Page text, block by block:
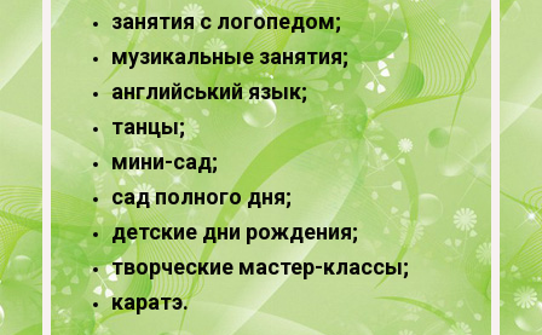
занятия с логопедом;
музикальные занятия;
английський язык;
танцы;
мини-сад;
сад полного дня;
детские дни рождения;
творческие мастер-классы;
каратэ.